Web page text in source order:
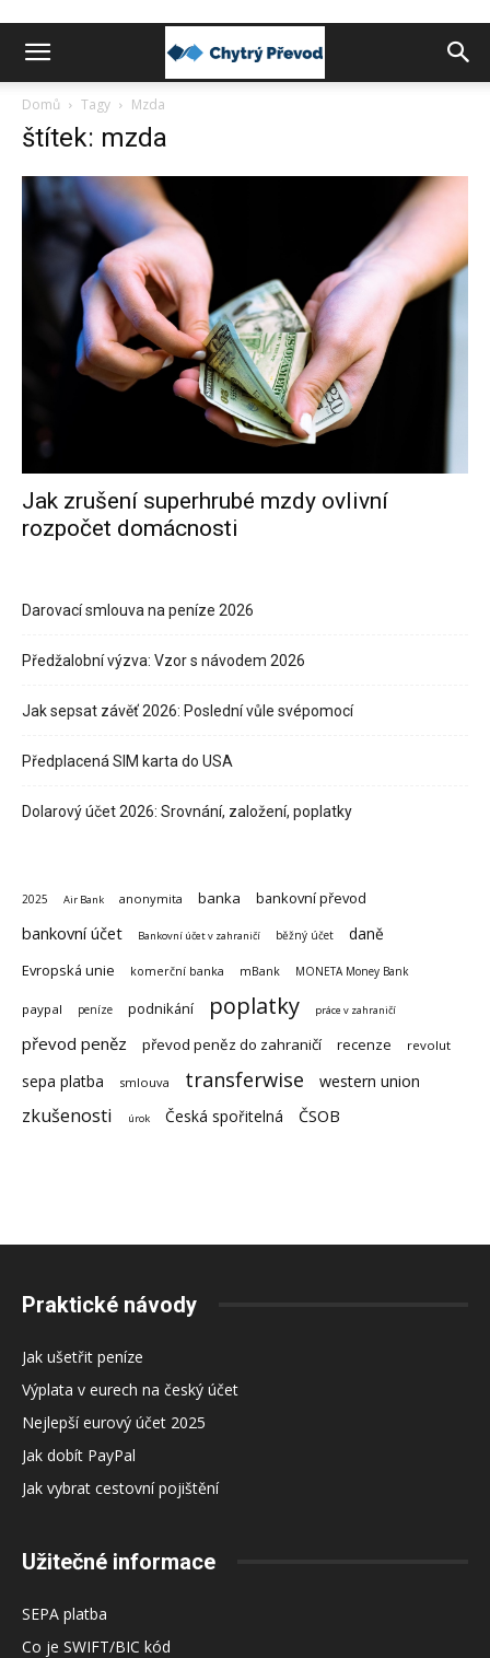
Chytrý
převod
Domů Tagy Mzda
štítek: mzda
Jak zrušení superhrubé mzdy ovlivní
rozpočet domácnosti
Darovací smlouva na peníze 2026
Předžalobní výzva: Vzor s návodem 2026
Jak sepsat závěť 2026: Poslední vůle svépomocí
Předplacená SIM karta do USA
Dolarový účet 2026: Srovnání, založení, poplatky
2025 Air Bank anonymita banka bankovní převod
bankovní účet Bankovní účet v zahraničí běžný účet daně
Evropská unie komerční banka mBank MONETA Money Bank
paypal peníze podnikání poplatky práce v zahraničí
převod peněz převod peněz do zahraničí recenze revolut
sepa platba smlouva transferwise western union
zkušenosti úrok Česká spořitelná ČSOB
Praktické návody
Jak ušetřit peníze
Výplata v eurech na český účet
Nejlepší eurový účet 2025
Jak dobít PayPal
Jak vybrat cestovní pojištění
Užitečné informace
SEPA platba
Co je SWIFT/BIC kód